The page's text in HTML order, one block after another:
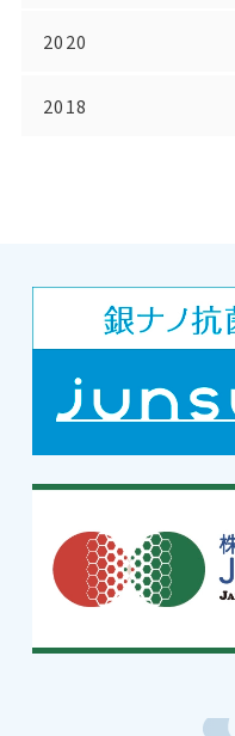
2020
2018